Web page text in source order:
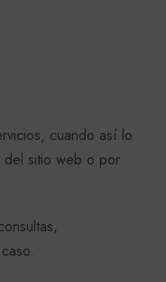
cuando así lo
del sitio web o por